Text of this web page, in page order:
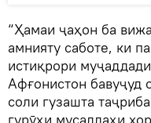
“Ҳамаи ҷаҳон ба
амнияту саботе, ки
истиқрори
Афғонистон бавуҷуд
соли гузашта
гурӯҳи мусаллаҳи